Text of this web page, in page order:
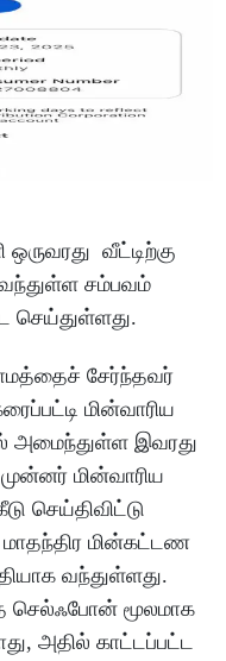
வீட்டிற்கு
சம்பவம்
செய்துள்ளது.
சேர்ந்தவர்
மின்வாரிய
அமைந்துள்ள இவரது
மின்வாரிய
செய்திவிட்டு
மாதந்திர மின்கட்டண
வந்துள்ளது.
மூலமாக
அதில் காட்டப்பட்ட